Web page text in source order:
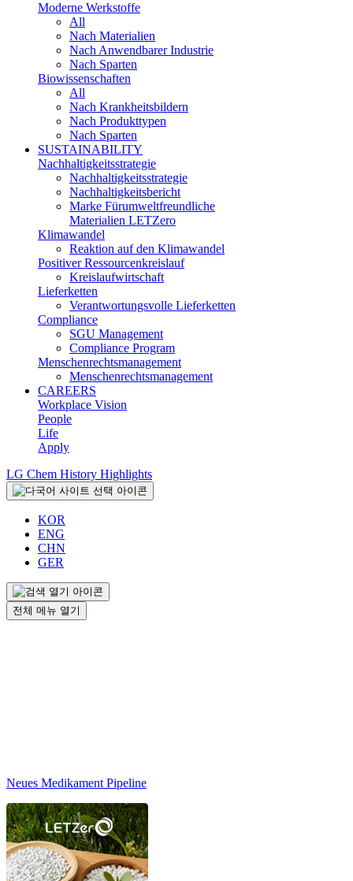
Moderne Werkstoffe
All
Nach Materialien
Nach Anwendbarer Industrie
Nach Sparten
Biowissenschaften
All
Nach Krankheitsbildern
Nach Produkttypen
Nach Sparten
SUSTAINABILITY
Nachhaltigkeitsstrategie
Nachhaltigkeitsstrategie
Nachhaltigkeitsbericht​
Marke Fürumweltfreundliche
Materialien LETZero
Klimawandel
Reaktion auf den Klimawandel
Positiver Ressourcenkreislauf
Kreislaufwirtschaft
Lieferketten
Verantwortungsvolle Lieferketten
Compliance
SGU Management
Compliance Program
Menschenrechtsmanagement
Menschenrechtsmanagement
CAREERS
Workplace Vision
People
Life
Apply
LG Chem History Highlights
KOR
ENG
CHN
GER
전체 메뉴 열기
Neues Medikament Pipeline